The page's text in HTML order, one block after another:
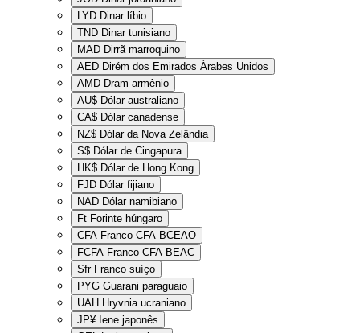
LYD Dinar líbio
TND Dinar tunisiano
MAD Dirrã marroquino
AED Dirém dos Emirados Árabes Unidos
AMD Dram armênio
AU$ Dólar australiano
CA$ Dólar canadense
NZ$ Dólar da Nova Zelândia
S$ Dólar de Cingapura
HK$ Dólar de Hong Kong
FJD Dólar fijiano
NAD Dólar namibiano
Ft Forinte húngaro
CFA Franco CFA BCEAO
FCFA Franco CFA BEAC
Sfr Franco suíço
PYG Guarani paraguaio
UAH Hryvnia ucraniano
JP¥ Iene japonês